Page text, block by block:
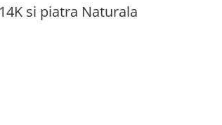
si piatra Naturala